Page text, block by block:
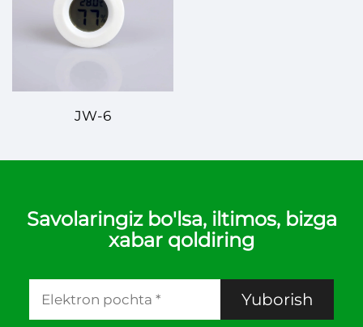
JW-6
Savolaringiz bo'lsa, iltimos, bizga
xabar qoldiring
Yuborish